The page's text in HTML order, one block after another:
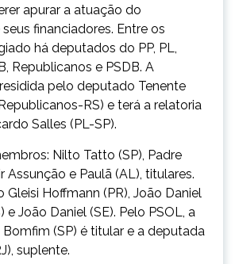
apurar a atuação do
financiadores. Entre os
há deputados do PP, PL,
Republicanos e PSDB. A
pelo deputado Tenente
RS) e terá a relatoria
Salles (PL-SP).
Nilto Tatto (SP), Padre
Assunção e Paulã (AL), titulares.
Gleisi Hoffmann (PR), João Daniel
e João Daniel (SE). Pelo PSOL, a
(SP) é titular e a deputada
suplente.